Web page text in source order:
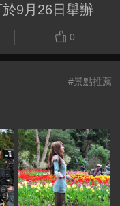
9月26日舉辦
0
#景點推薦